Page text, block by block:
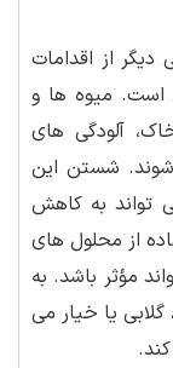
از اقدامات
است. میوه ها و
آلودگی های
شستن این
تواند به کاهش
از محلول های
مؤثر باشد. به
یا خیار می